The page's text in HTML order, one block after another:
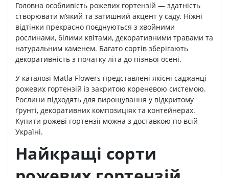
Головна особливість рожевих гортензій — здатність
створювати м’який та затишний акцент у саду. Ніжні
відтінки прекрасно поєднуються з хвойними
рослинами, білими квітами, декоративними травами та
натуральним каменем. Багато сортів зберігають
декоративність з початку літа до пізньої осені.
У каталозі Matla Flowers представлені якісні саджанці
рожевих гортензій із закритою кореневою системою.
Рослини підходять для вирощування у відкритому
ґрунті, декоративних композиціях та контейнерах.
Купити рожеві гортензії можна з доставкою по всій
Україні.
Найкращі сорти